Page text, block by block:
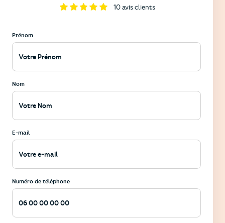
10avis clients
Prénom
Nom
E-mail
Numéro de téléphone